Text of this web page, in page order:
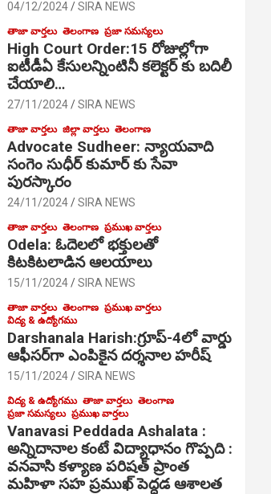
04/12/2024 SIRA NEWS
తాజా వార్తలు తెలంగాణ ప్రజా సమస్యలు
High Court Order:15 రోజుల్లోగా
ఐటీడీఏ కేసులన్నింటినీ కలెక్టర్ కు బదిలీ
చేయాలి…
27/11/2024 SIRA NEWS
తాజా వార్తలు జిల్లా వార్తలు తెలంగాణ
Advocate Sudheer: న్యాయవాది
సంగెం సుధీర్ కుమార్ కు సేవా
పురస్కారం
24/11/2024 SIRA NEWS
తాజా వార్తలు తెలంగాణ ప్రముఖ వార్తలు
Odela: ఓదెల‌లో భక్తులతో
కిటకిటలాడిన ఆల‌యాలు
15/11/2024 SIRA NEWS
తాజా వార్తలు తెలంగాణ ప్రముఖ వార్తలు
విద్య & ఉద్యోగము
Darshanala Harish:గ్రూప్-4లో వార్డు
ఆఫీసర్‌గా ఎంపికైన దర్శనాల హరీష్
15/11/2024 SIRA NEWS
విద్య & ఉద్యోగము తాజా వార్తలు తెలంగాణ
ప్రజా సమస్యలు ప్రముఖ వార్తలు
Vanavasi Peddada Ashalata :
అన్నిదానాల కంటే విద్యాధానం గొప్పది :
వనవాసి కళ్యాణ పరిషత్ ప్రాంత
మహిళా సహ ప్రముఖ్ పెద్దడ ఆశాలత